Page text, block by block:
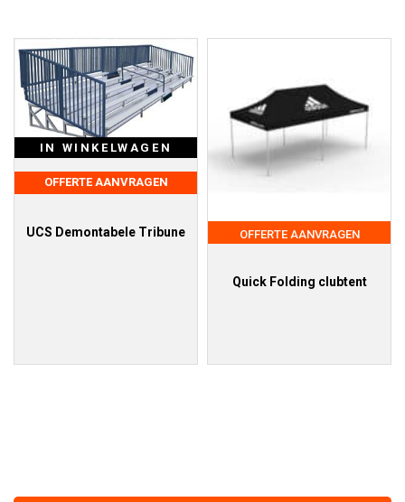
IN WINKELWAGEN
OFFERTE AANVRAGEN
UCS Demontabele Tribune OFFERTE AANVRAGEN
Quick Folding clubtent